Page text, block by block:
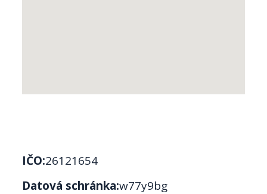
IČO:26121654
Datová schránka:w77y9bg